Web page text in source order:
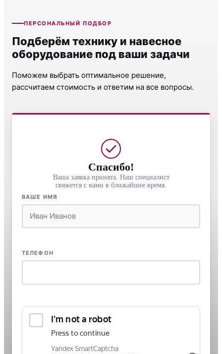
ПЕРСОНАЛЬНЫЙ ПОДБОР
Подберём технику и навесное
оборудование под ваши задачи
Поможем выбрать оптимальное решение,
рассчитаем стоимость и ответим на все вопросы.
Спасибо!
Ваша заявка принята. Наш специалист
свяжется с вами в ближайшее время.
ВАШЕ ИМЯ
ТЕЛЕФОН